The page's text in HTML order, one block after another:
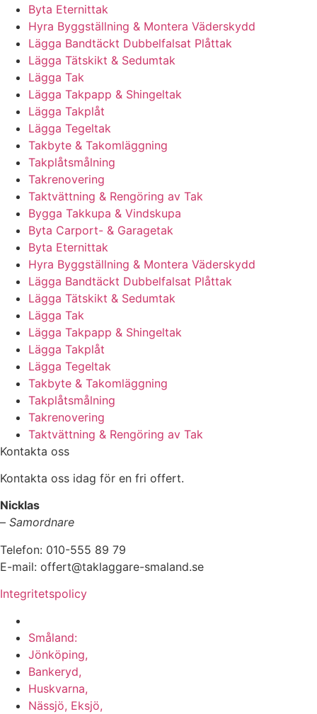
Byta Eternittak
Hyra Byggställning & Montera Väderskydd
Lägga Bandtäckt Dubbelfalsat Plåttak
Lägga Tätskikt & Sedumtak
Lägga Tak
Lägga Takpapp & Shingeltak
Lägga Takplåt
Lägga Tegeltak
Takbyte & Takomläggning
Takplåtsmålning
Takrenovering
Taktvättning & Rengöring av Tak
Bygga Takkupa & Vindskupa
Byta Carport- & Garagetak
Byta Eternittak
Hyra Byggställning & Montera Väderskydd
Lägga Bandtäckt Dubbelfalsat Plåttak
Lägga Tätskikt & Sedumtak
Lägga Tak
Lägga Takpapp & Shingeltak
Lägga Takplåt
Lägga Tegeltak
Takbyte & Takomläggning
Takplåtsmålning
Takrenovering
Taktvättning & Rengöring av Tak
Kontakta oss
Kontakta oss idag för en fri offert.
Nicklas
– Samordnare
Telefon: 010-555 89 79
E-mail: offert@taklaggare-smaland.se
Integritetspolicy
Småland:
Jönköping,
Bankeryd,
Huskvarna,
Nässjö, Eksjö,